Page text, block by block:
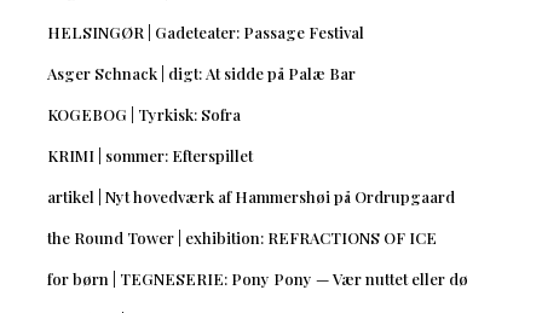
HELSINGØR | Gadeteater: Passage Festival
Asger Schnack | digt: At sidde på Palæ Bar
KOGEBOG | Tyrkisk: Sofra
KRIMI | sommer: Efterspillet
artikel | Nyt hovedværk af Hammershøi på Ordrupgaard
the Round Tower | exhibition: REFRACTIONS OF ICE
for børn | TEGNESERIE: Pony Pony — Vær nuttet eller dø